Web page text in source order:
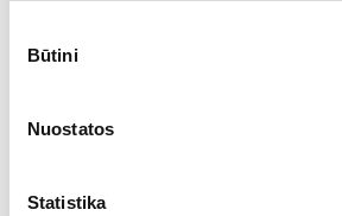
pasirinkimas
Būtini
Nuostatos
Statistika
Elektroninės parduotuvės klientų
I-V: 8:00-16:30